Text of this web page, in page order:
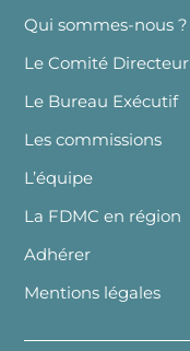
Qui sommes-nous ?
Le Comité Directeur
Le Bureau Exécutif
Les commissions
L’équipe
La FDMC en région
Adhérer
Mentions légales